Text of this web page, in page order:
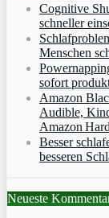
Cognitive
schneller
Menschen
sofort
Amazon
Audible,
Amazon
Besser
besseren
Neueste